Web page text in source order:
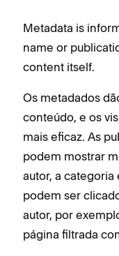
Metadata is
name or
content itself.
Os metadados
conteúdo, e os
mais eficaz. As
podem mostrar
autor, a categoria
podem ser
autor, por
página filtrada